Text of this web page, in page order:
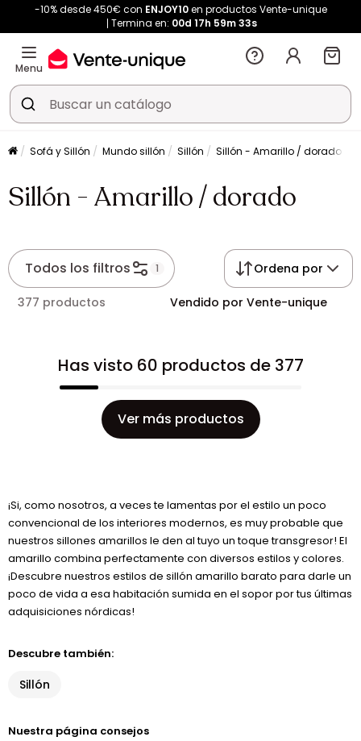
-10% desde 450€ con ENJOY10en productos Vente-unique
Termina en: 00d 17h 59m 32s
Menu
Sofá y Sillón Mundo sillón Sillón Sillón - Amarillo / dorado
Sillón - Amarillo / dorado
Todos los filtros 1 Ordena por
377 productos Vendido por Vente-unique
Has visto 60 productos de 377
Ver más productos
¡Si, como nosotros, a veces te lamentas por el estilo un poco
convencional de los interiores modernos, es muy probable que
nuestros sillones amarillos le den al tuyo un toque transgresor! El
amarillo combina perfectamente con diversos estilos y colores.
¡Descubre nuestros estilos de sillón amarillo barato para darle un
poco de vida a esa habitación sumida en el sopor por tus últimas
adquisiciones nórdicas!
Descubre también:
Sillón
Nuestra página consejos